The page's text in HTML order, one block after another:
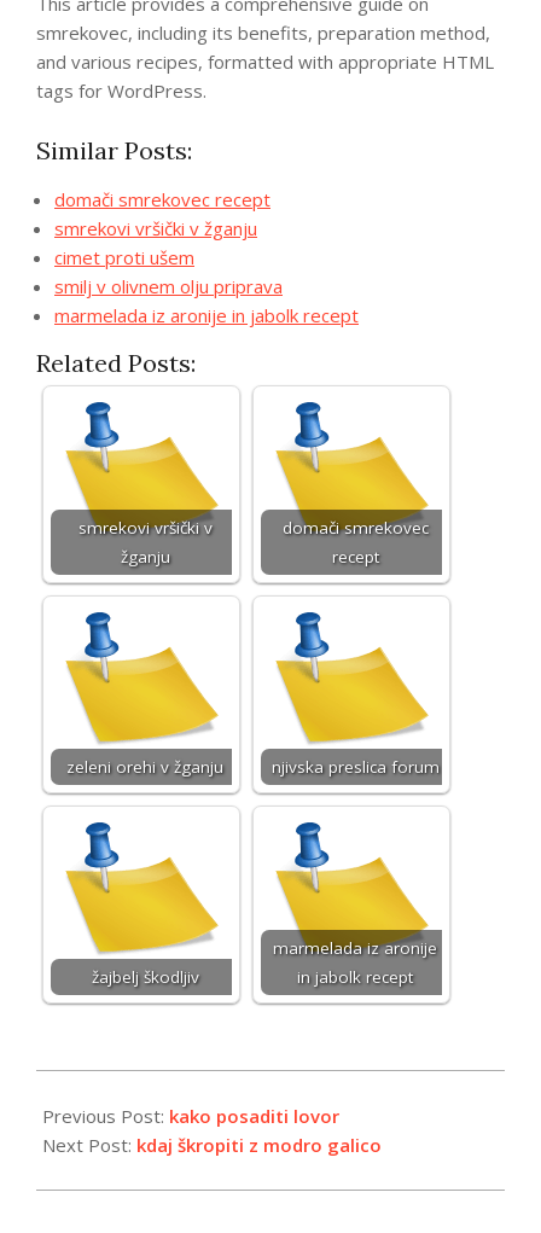
smrekovec, including its benefits, preparation method,
and various recipes, formatted with appropriate HTML
tags for WordPress.
Similar Posts:
domači smrekovec recept
smrekovi vršički v žganju
cimet proti ušem
smilj v olivnem olju priprava
marmelada iz aronije in jabolk recept
Related Posts:
smrekovi vršički v
žganju
domači smrekovec
recept
zeleni orehi v žganju njivska preslica forum
žajbelj škodljiv
marmelada iz aronije
in jabolk recept
01-
14
Previous Post: kako posaditi lovor
Next Post: kdaj škropiti z modro galico